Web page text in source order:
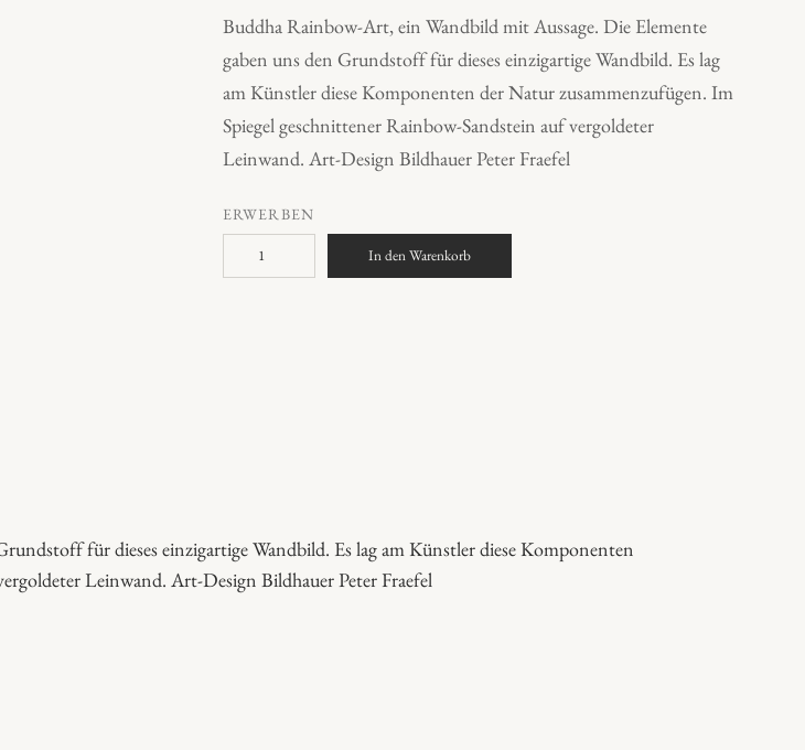
Buddha Rainbow-Art, ein Wandbild mit Aussage. Die Elemente
gaben uns den Grundstoff für dieses einzigartige Wandbild. Es lag
am Künstler diese Komponenten der Natur zusammenzufügen. Im
Spiegel geschnittener Rainbow-Sandstein auf vergoldeter
Leinwand. Art-Design Bildhauer Peter Fraefel
ERWERBEN
u
b
o
In den Warenkorb
für dieses einzigartige Wandbild. Es lag am Künstler diese Komponenten
Leinwand. Art-Design Bildhauer Peter Fraefel